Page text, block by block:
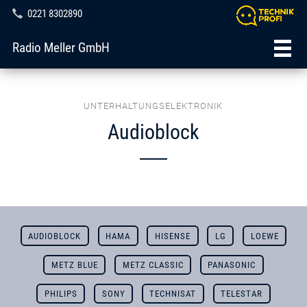
0221 8302890
Radio Meller GmbH
UNTERHALTUNGSELEKTRONIK
Audioblock
AUDIOBLOCK HAMA HISENSE LG LOEWE
METZ BLUE METZ CLASSIC PANASONIC
PHILIPS SONY TECHNISAT TELESTAR